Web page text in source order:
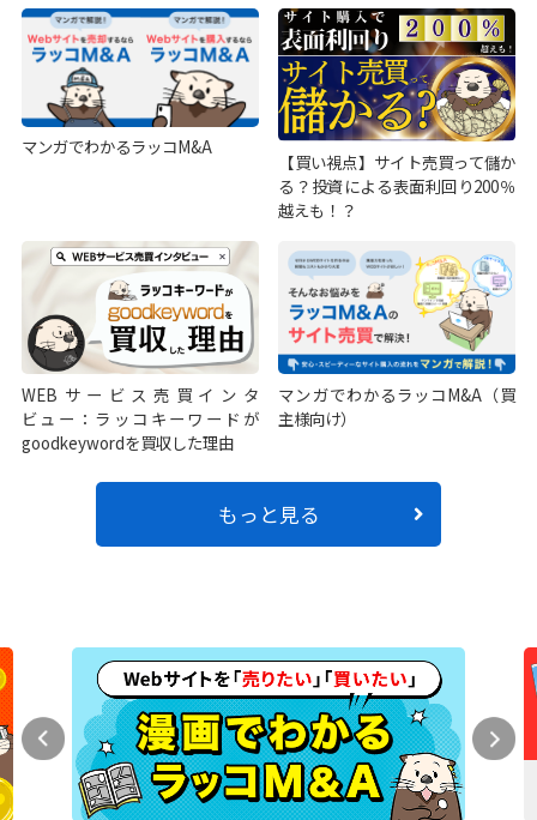
マンガでわかるラッコM&A
【買い視点】サイト売買って儲か
る？投資による表面利回り200％
越えも！？
WEBサービス売買インタ
ビュー：ラッコキーワードが
goodkeywordを買収した理由
マンガでわかるラッコM&A（買
主様向け）
もっと見る